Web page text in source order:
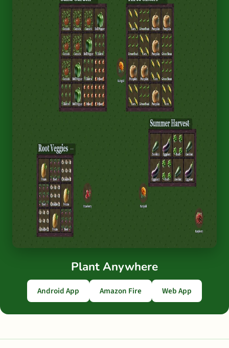
Plant Anywhere
Android App Amazon Fire Web App